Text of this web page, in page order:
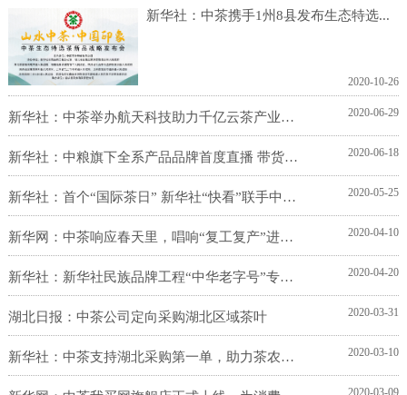
2020-10-26
新华社：中茶携手1州8县发布生态特选...
2020-06-29
新华社：中茶举办航天科技助力千亿云茶产业发展学术交...
2020-06-18
新华社：中粮旗下全系产品品牌首度直播 带货力度空前
2020-05-25
新华社：首个“国际茶日” 新华社“快看”联手中茶直...
2020-04-10
新华网：中茶响应春天里，唱响“复工复产”进行曲
2020-04-20
新华社：新华社民族品牌工程“中华老字号”专列今起在...
2020-03-31
湖北日报：中茶公司定向采购湖北区域茶叶
2020-03-10
新华社：中茶支持湖北采购第一单，助力茶农脱贫攻坚
2020-03-09